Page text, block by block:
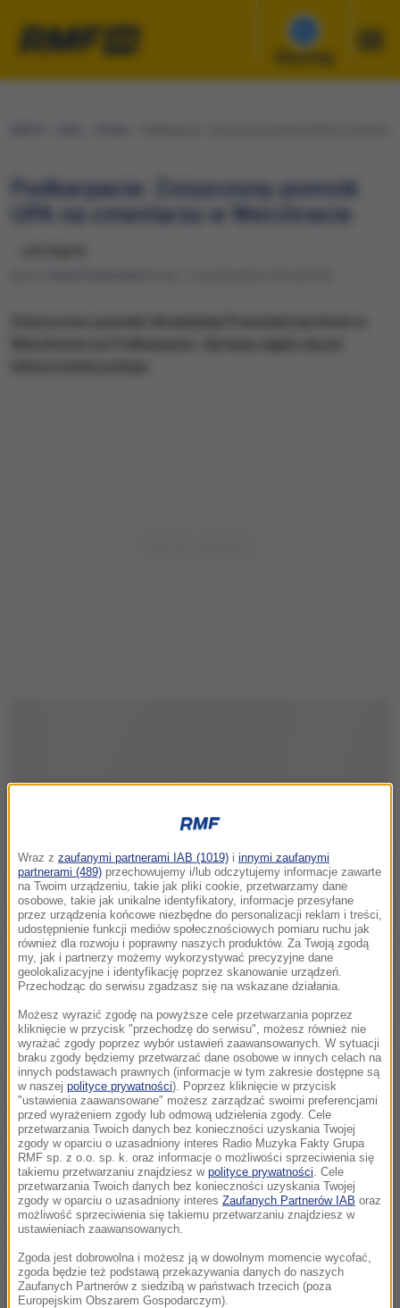
Słuchaj
Podkarpacie: Zniszczony pomnik
UPA na cmentarzu w Werchracie
Policja otrzymała zgłoszenie. Funkcjonariusze, którzy
udali się na tamtejszy cmentarz, zastali zniszczony
pomnik. Dokonali oględzin i przygotowali
dokumentację fotograficzną. Trwa ustalanie sprawcy
- mówi w rozmowie z RMF FM rzeczniczka
lubaczowskiej komendy - Monika Tomczyszyn
Pachołek.
Film z całego zdarzenia pojawił się w internecie.W
opisie czytamy m.in., że: "Cichociemni"- specjalna
grupa polskich patriotów, która wobec poddańczej i
zdradzieckiej polityki władz w Warszawie,
postanowiła samodzielnie rozprawić się z
gloryfikacją UPA na terenie Polski - znów uderzyła!
Wraz z zaufanymi partnerami IAB (1019) i innymi zaufanymi
partnerami (489) przechowujemy i/lub odczytujemy informacje zawarte
na Twoim urządzeniu, takie jak pliki cookie, przetwarzamy dane
osobowe, takie jak unikalne identyfikatory, informacje przesyłane
przez urządzenia końcowe niezbędne do personalizacji reklam i treści,
udostępnienie funkcji mediów społecznościowych pomiaru ruchu jak
również dla rozwoju i poprawny naszych produktów. Za Twoją zgodą
my, jak i partnerzy możemy wykorzystywać precyzyjne dane
geolokalizacyjne i identyfikację poprzez skanowanie urządzeń.
Przechodząc do serwisu zgadzasz się na wskazane działania.
Możesz wyrazić zgodę na powyższe cele przetwarzania poprzez
kliknięcie w przycisk "przechodzę do serwisu", możesz również nie
wyrażać zgody poprzez wybór ustawień zaawansowanych. W sytuacji
braku zgody będziemy przetwarzać dane osobowe w innych celach na
innych podstawach prawnych (informacje w tym zakresie dostępne są
w naszej polityce prywatności). Poprzez kliknięcie w przycisk
"ustawienia zaawansowane" możesz zarządzać swoimi preferencjami
przed wyrażeniem zgody lub odmową udzielenia zgody. Cele
przetwarzania Twoich danych bez konieczności uzyskania Twojej
zgody w oparciu o uzasadniony interes Radio Muzyka Fakty Grupa
RMF sp. z o.o. sp. k. oraz informacje o możliwości sprzeciwienia się
takiemu przetwarzaniu znajdziesz w polityce prywatności . Cele
przetwarzania Twoich danych bez konieczności uzyskania Twojej
zgody w oparciu o uzasadniony interes Zaufanych Partnerów IAB oraz
możliwość sprzeciwienia się takiemu przetwarzaniu znajdziesz w
ustawieniach zaawansowanych.
Zgoda jest dobrowolna i możesz ją w dowolnym momencie wycofać,
zgoda będzie też podstawą przekazywania danych do naszych
Zaufanych Partnerów z siedzibą w państwach trzecich (poza
Europejskim Obszarem Gospodarczym).